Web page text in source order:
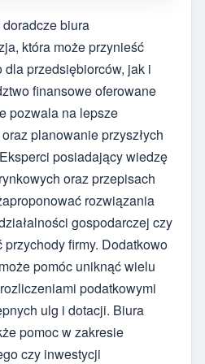
biura
która może przynieść
przedsiębiorców, jak i
finansowe oferowane
pozwala na lepsze
planowanie przyszłych
posiadający wiedzę
oraz przepisach
rozwiązania
gospodarczej czy
firmy. Dodatkowo
pomóc uniknąć wielu
podatkowymi
ulg i dotacji. Biura
pomoc w zakresie
czy inwestycji